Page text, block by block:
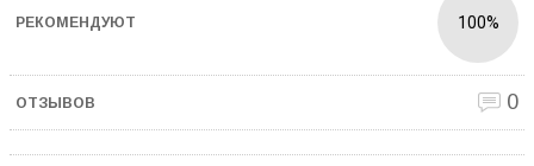
100%
0